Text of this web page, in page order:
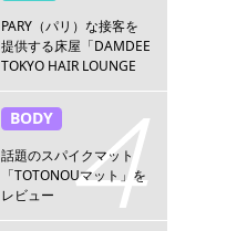
PARY（パリ）な接客を
提供する床屋「DAMDEE
TOKYO HAIR LOUNGE
BODY
話題のスパイクマット
「TOTONOUマット」を
レビュー